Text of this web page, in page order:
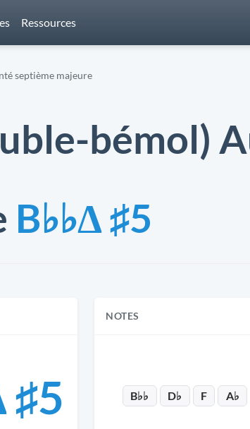
Ressources
septième majeure
bémol)
B♭♭Δ ♯5
♯5
NOTES
B♭♭ D♭ F A♭